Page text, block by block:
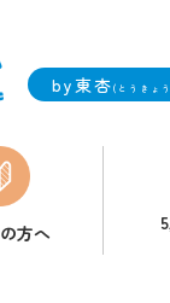
by東杏 (とうきょ
方へ